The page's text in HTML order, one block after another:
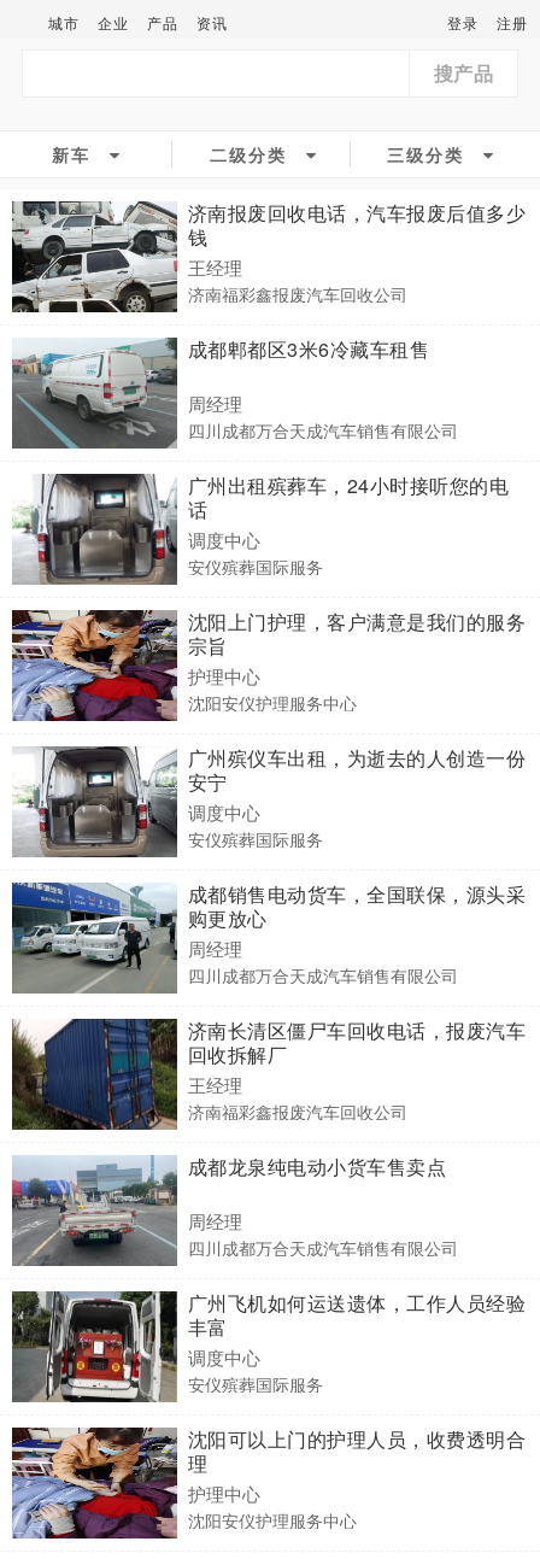
城市 企业 产品 资讯 登录 注册
搜产品
新车 二级分类 三级分类
济南报废回收电话，汽车报废后值多少
钱
王经理
济南福彩鑫报废汽车回收公司
成都郫都区3米6冷藏车租售
周经理
四川成都万合天成汽车销售有限公司
广州出租殡葬车，24小时接听您的电
话
调度中心
安仪殡葬国际服务
沈阳上门护理，客户满意是我们的服务
宗旨
护理中心
沈阳安仪护理服务中心
广州殡仪车出租，为逝去的人创造一份
安宁
调度中心
安仪殡葬国际服务
成都销售电动货车，全国联保，源头采
购更放心
周经理
四川成都万合天成汽车销售有限公司
济南长清区僵尸车回收电话，报废汽车
回收拆解厂
王经理
济南福彩鑫报废汽车回收公司
成都龙泉纯电动小货车售卖点
周经理
四川成都万合天成汽车销售有限公司
广州飞机如何运送遗体，工作人员经验
丰富
调度中心
安仪殡葬国际服务
沈阳可以上门的护理人员，收费透明合
理
护理中心
沈阳安仪护理服务中心